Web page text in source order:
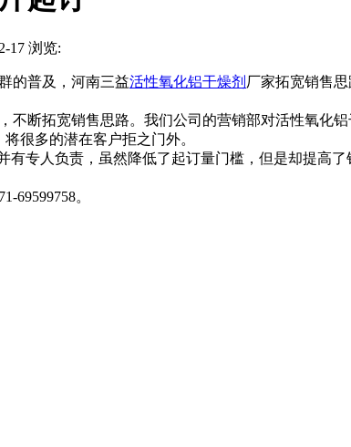
17 浏览:
的普及，河南三益活性氧化铝干燥剂 厂家拓宽销售
断拓宽销售思路。我们公司的营销部对活性氧化
很多的潜在客户拒之门外。
人负责，虽然降低了起订量门槛，但是却提高
。